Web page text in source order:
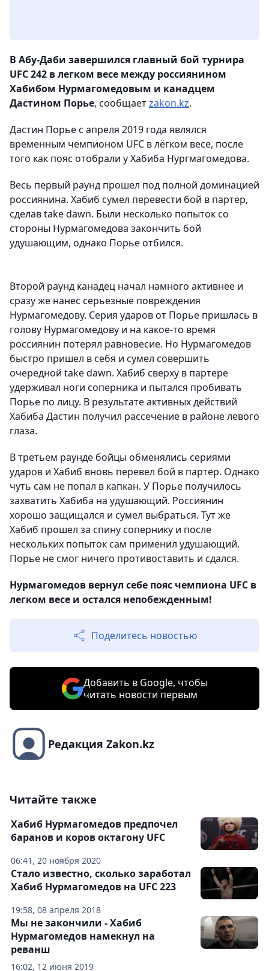
В Абу-Даби завершился главный бой турнира
UFC 242 в легком весе между россиянином
Хабибом Нурмагомедовым и канадцем
Дастином Порье, сообщаетzakon.kz.
Дастин Порье с апреля 2019 года являлся
временным чемпионом UFC в лёгком весе, после
того как пояс отобрали у Хабиба Нургмагомедова.
Весь первый раунд прошел под полной доминацией
россиянина. Хабиб сумел перевести бой в партер,
сделав take dawn. Были несколько попыток со
стороны Нурмагомедова закончить бой
удушающим, однако Порье отбился.
Второй раунд канадец начал намного активнее и
сразу же нанес серьезные повреждения
Нурмагомедову. Серия ударов от Порье пришлась в
голову Нурмагомедову и на какое-то время
россиянин потерял равновесие. Но Нурмагомедов
быстро пришел в себя и сумел совершить
очередной take dawn. Хабиб сверху в партере
удерживал ноги соперника и пытался пробивать
Порье по лицу. В результате активных действий
Хабиба Дастин получил рассечение в районе левого
глаза.
В третьем раунде бойцы обменялись сериями
ударов и Хабиб вновь перевел бой в партер. Однако
чуть сам не попал в капкан. У Порье получилось
захватить Хабиба на удушающий. Россиянин
хорошо защищался и сумел выбраться. Тут же
Хабиб прошел за спину сопернику и после
нескольких попыток сам применил удушающий.
Порье не смог ничего противоставить и сдался.
Нурмагомедов вернул себе пояс чемпиона UFC в
легком весе и остался непобежденным!
Поделитесь новостью
Добавить в Google, чтобы
читать новости первым
Редакция Zakon.kz
Читайте также
06:41, 20 ноября 2020
Хабиб Нурмагомедов предпочел
баранов и коров октагону UFC
19:58, 08 апреля 2018
Стало известно, сколько заработал
Хабиб Нурмагомедов на UFC 223
16:02, 12 июня 2019
Мы не закончили - Хабиб
Нурмагомедов намекнул на
реванш